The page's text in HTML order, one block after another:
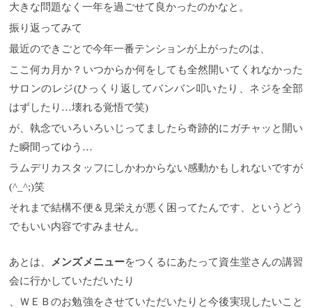
大きな問題なく一年を過ごせて良かったのかなと。
振り返ってみて
最近のできごとで今年一番テンションが上がったのは、
ここ何カ月か？いつからか何をしても全然開いてくれなかった
サロンのレジ(ひっくり返してバンバン叩いたり、ネジを全部
はずしたり…壊れる覚悟で笑)
が、執念でいろいろいじってましたら奇跡的にガチャッと開い
た瞬間ってゆう…
ラムデリカスタッフにしかわからない感動かもしれないですが
(^_^;)笑
それまで結構不便＆見栄えが悪く困ってたんです、というどう
でもいい内容ですみません。
あとは、 メンズメニューをつくるにあたって資生堂さんの講習
会に行かしていただいたり
、ＷＥＢのお勉強をさせていただいたりと今後実現したいこと